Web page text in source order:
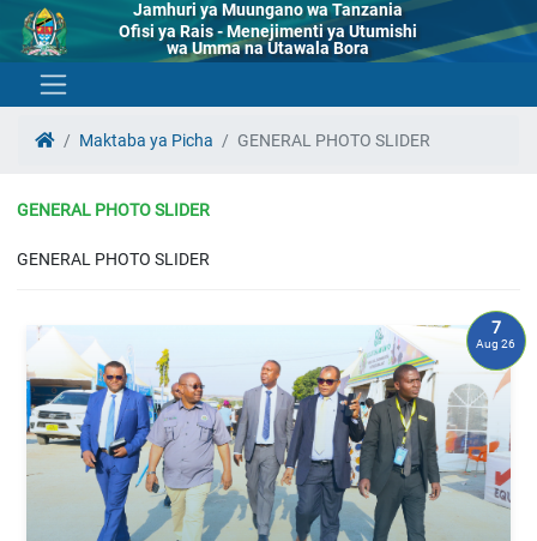
Jamhuri ya Muungano wa Tanzania
Ofisi ya Rais - Menejimenti ya Utumishi
wa Umma na Utawala Bora
Maktaba ya Picha GENERAL PHOTO SLIDER
GENERAL PHOTO SLIDER
GENERAL PHOTO SLIDER
7
Aug 26